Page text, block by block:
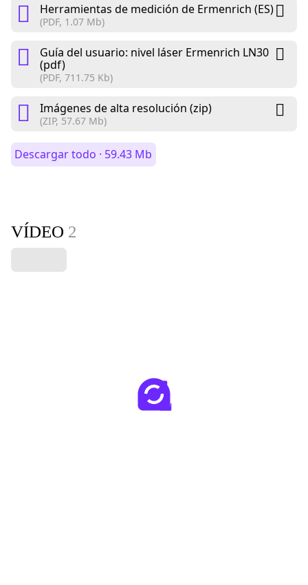
Herramientas de medición de Ermenrich (ES)
(PDF, 1.07 Mb)
Guía del usuario: nivel láser Ermenrich LN30
(pdf)
(PDF, 711.75 Kb)
Imágenes de alta resolución (zip)
(ZIP, 57.67 Mb)
Descargar todo · 59.43 Mb
VÍDEO 2